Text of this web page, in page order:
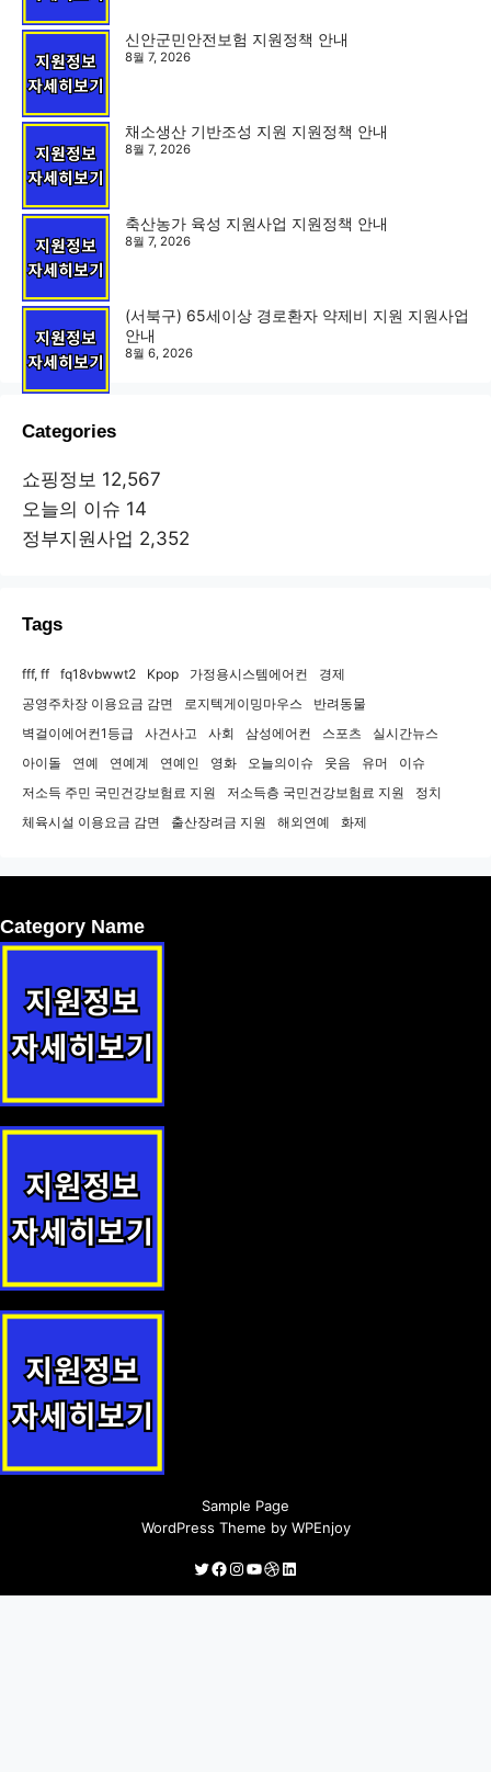
신안군민안전보험 지원정책 안내
8월 7, 2026
채소생산 기반조성 지원 지원정책 안내
8월 7, 2026
축산농가 육성 지원사업 지원정책 안내
8월 7, 2026
(서북구) 65세이상 경로환자 약제비 지원 지원사업
안내
8월 6, 2026
Categories
쇼핑정보 12,567
오늘의 이슈 14
정부지원사업 2,352
Tags
fff, ff fq18vbwwt2 Kpop 가정용시스템에어컨
경제
공영주차장 이용요금 감면
로지텍게이밍마우스
반려동물
벽걸이에어컨1등급
사건사고 사회 삼성에어컨 스포츠
실시간뉴스
아이돌
연예 연예계 연예인 영화 오늘의이슈 웃음 유머
이슈
저소득 주민 국민건강보험료 지원
저소득층 국민건강보험료 지원
정치
체육시설 이용요금 감면
출산장려금 지원 해외연예 화제
Category Name
Sample Page
WordPress Theme by WPEnjoy
Twitter
Facebook
Instagram
YouTube
Dribbble
LinkedIn